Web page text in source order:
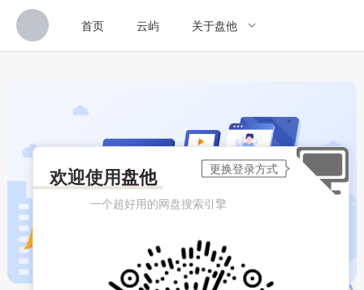
首页 云屿 关于盘他
欢迎使用盘他
一个超好用的网盘搜索引擎